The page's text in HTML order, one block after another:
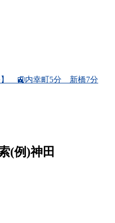
】 🚉内幸町5分 新橋7分
)神田